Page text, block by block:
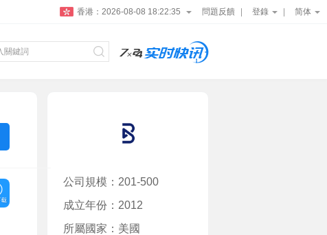
香港： 2026-08-08 18:22:35 問題反饋 登錄 简体
公司規模：201-500
成立年份：2012
所屬國家：美國